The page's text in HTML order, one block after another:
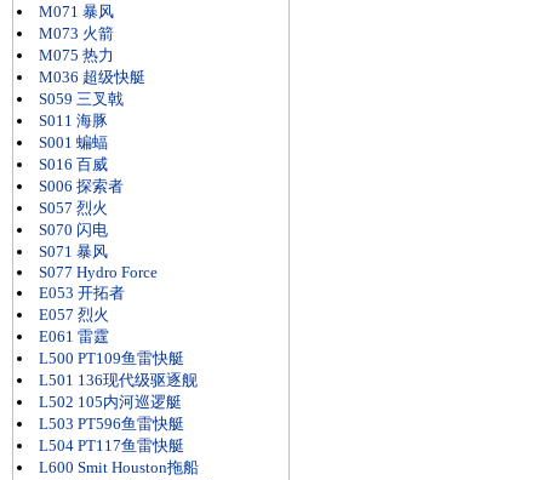
M071 暴风
M073 火箭
M075 热力
M036 超级快艇
S059 三叉戟
S011 海豚
S001 蝙蝠
S016 百威
S006 探索者
S057 烈火
S070 闪电
S071 暴风
S077 Hydro Force
E053 开拓者
E057 烈火
E061 雷霆
L500 PT109鱼雷快艇
L501 136现代级驱逐舰
L502 105内河巡逻艇
L503 PT596鱼雷快艇
L504 PT117鱼雷快艇
L600 Smit Houston拖船